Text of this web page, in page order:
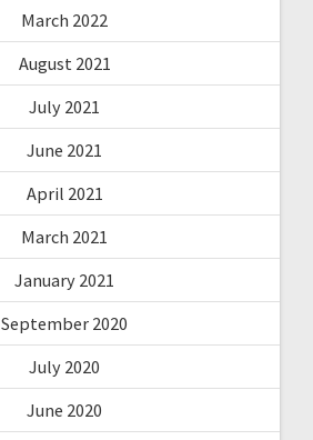
March 2022
August 2021
July 2021
June 2021
April 2021
March 2021
January 2021
September 2020
July 2020
June 2020